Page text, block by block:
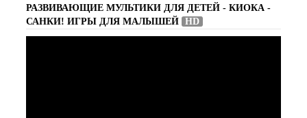
РАЗВИВАЮЩИЕ МУЛЬТИКИ ДЛЯ ДЕТЕЙ - КИОКА -
САНКИ! ИГРЫ ДЛЯ МАЛЫШЕЙ HD